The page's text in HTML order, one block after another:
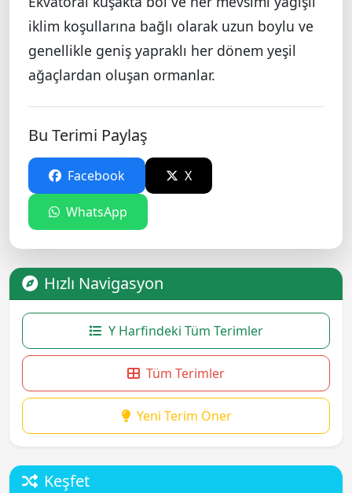
iklim koşullarına bağlı olarak uzun boylu ve
genellikle geniş yapraklı her dönem yeşil
ağaçlardan oluşan ormanlar.
Bu Terimi Paylaş
Facebook X
WhatsApp
Hızlı Navigasyon
Y Harfindeki Tüm Terimler
Tüm Terimler
Yeni Terim Öner
Keşfet